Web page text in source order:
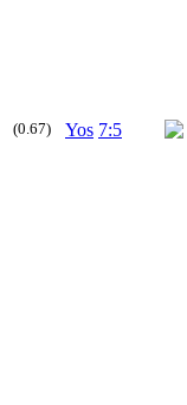
(0.67) Yos 7:5